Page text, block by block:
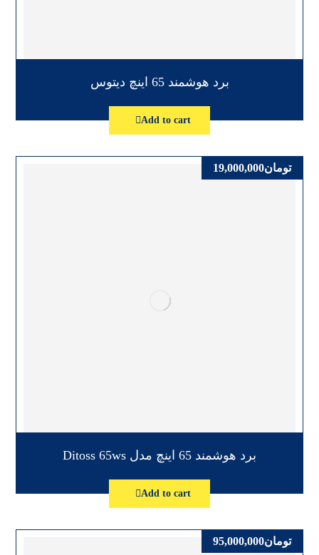
برد هوشمند 65 اینچ دیتوس
Add to cart
برد هوشمند 65 اینچ مدل Ditoss 65ws
تومان19,000,000
Add to cart
تومان95,000,000